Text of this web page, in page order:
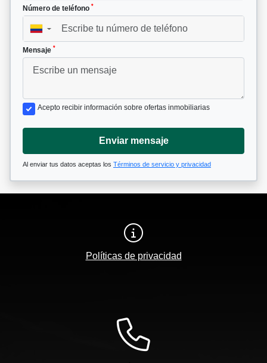
Número de teléfono *
▼
Mensaje *
Acepto recibir información sobre ofertas inmobiliarias
Enviar mensaje
Al enviar tus datos aceptas los Términos de servicio y privacidad
Políticas de privacidad